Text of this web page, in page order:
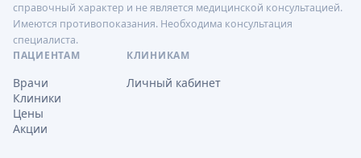
справочный характер и не является медицинской консультацией.
Имеются противопоказания. Необходима консультация
специалиста.
ПАЦИЕНТАМ
Врачи
Клиники
Цены
Акции
КЛИНИКАМ
Личный кабинет